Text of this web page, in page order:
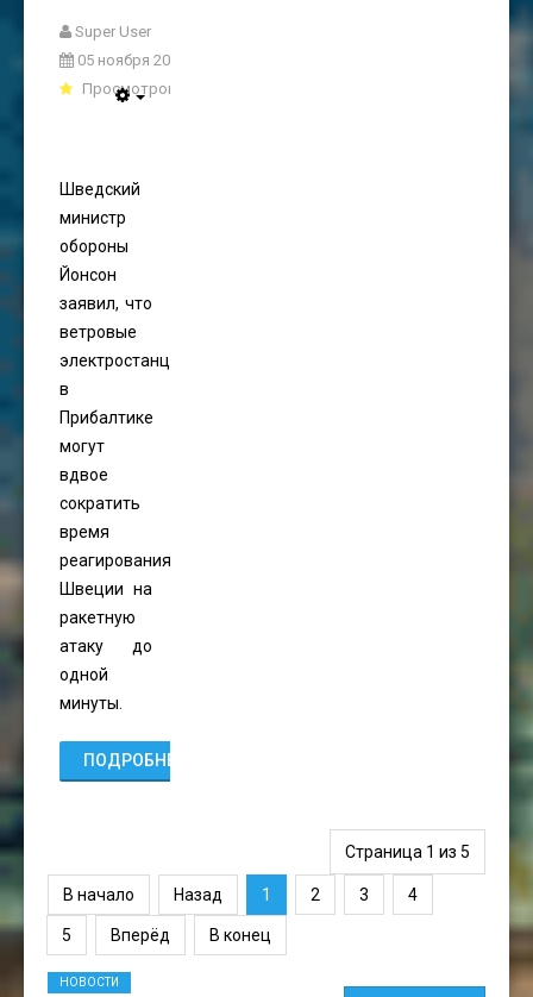
Super User
05 ноября 2024
Просмотров: 1736
Шведский
министр
обороны
Йонсон
заявил, что
ветровые
электростанции
в
Прибалтике
могут
вдвое
сократить
время
реагирования
Швеции на
ракетную
атаку до
одной
минуты.
ПОДРОБНЕЕ...
Страница 1 из 5
В начало Назад 1 2 3 4
5 Вперёд В конец
НОВОСТИ